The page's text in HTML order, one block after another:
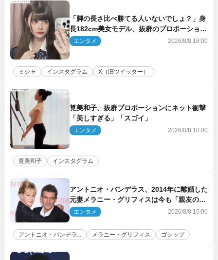
「脚の長さ比べ勝てる人いないでしょ？」身
長182cm美女モデル、抜群のプロポーション
にネット衝撃
エンタメ 2026/8/8 18:00
ミシャ インスタグラム X（旧ツイッター）
筧美和子、抜群プロポーションにネット衝撃
「美しすぎる」「スゴイ」
エンタメ 2026/8/8 18:00
筧美和子 インスタグラム
アントニオ・バンデラス、2014年に離婚した
元妻メラニー・グリフィスは今も「親友の一
人」
エンタメ 2026/8/8 15:00
アントニオ・バンデラ... メラニー・グリフィス ゴシップ